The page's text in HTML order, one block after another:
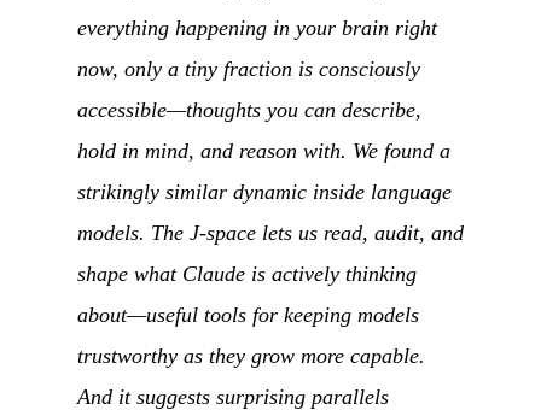
everything happening in your brain right
now, only a tiny fraction is consciously
accessible—thoughts you can describe,
hold in mind, and reason with. We found a
strikingly similar dynamic inside language
models. The J-space lets us read, audit, and
shape what Claude is actively thinking
about—useful tools for keeping models
trustworthy as they grow more capable.
And it suggests surprising parallels